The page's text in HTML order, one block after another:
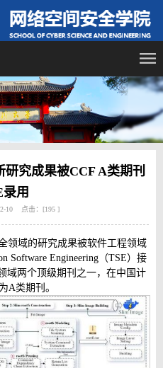
究成果被CCF A类期刊
录用
10 点击：[195 ]
领域的研究成果被软件工程领域
Software Engineering（TSE）接
域两个顶级期刊之一，在中国计
A类期刊。